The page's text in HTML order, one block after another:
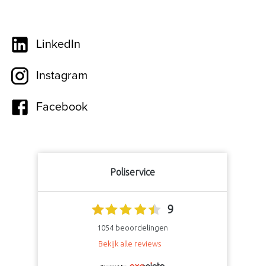
LinkedIn
Instagram
Facebook
Poliservice
9
1054 beoordelingen
Bekijk alle reviews